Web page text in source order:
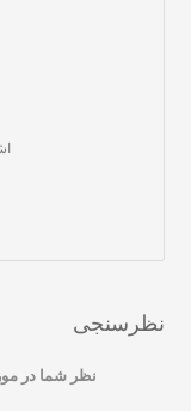
نظرسنجی
نظر شما در